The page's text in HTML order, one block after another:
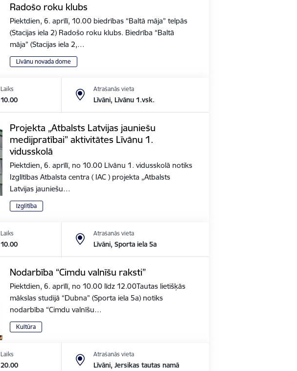
Radošo roku klubs
Piektdien, 6. aprīlī, 10.00 biedrības “Baltā māja” telpās
(Stacijas iela 2) Radošo roku klubs. Biedrība “Baltā
māja” (Stacijas iela 2,…
Līvānu novada dome
Laiks
10.00
Atrašanās vieta
Līvāni, Līvānu 1.vsk.
Projekta „Atbalsts Latvijas jauniešu
medijpratībai” aktivitātes Līvānu 1.
vidusskolā
Piektdien, 6. aprīlī, no 10.00 Līvānu 1. vidusskolā notiks
Izglītības Atbalsta centra ( IAC ) projekta „Atbalsts
Latvijas jauniešu…
Izglītība
Laiks
10.00
Atrašanās vieta
Līvāni, Sporta iela 5a
Nodarbība “Cimdu valnīšu raksti”
Piektdien, 6. aprīlī, no 10.00 līdz 12.00Tautas lietišķās
mākslas studijā “Dubna” (Sporta iela 5a) notiks
nodarbība “Cimdu valnīšu…
Kultūra
Laiks
20.00
Atrašanās vieta
Līvāni, Jersikas tautas namā